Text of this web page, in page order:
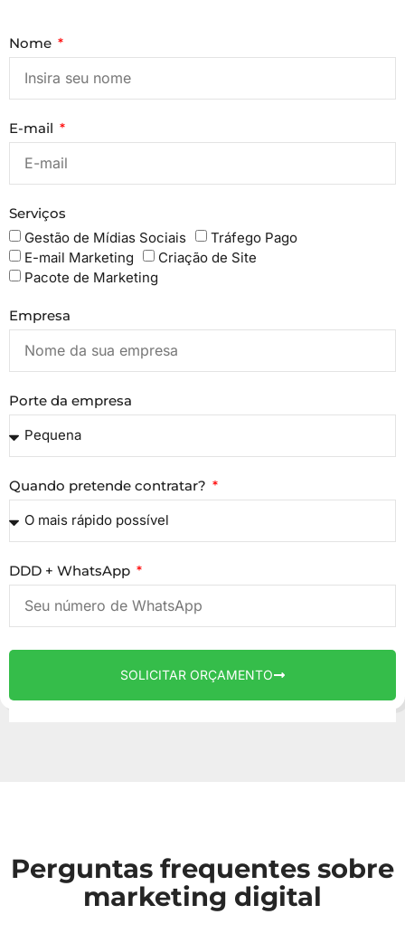
Nome
E-mail
Serviços
Gestão de Mídias Sociais
Tráfego Pago
E-mail Marketing
Criação de Site
Pacote de Marketing
Empresa
Porte da empresa
Quando pretende contratar?
DDD + WhatsApp
SOLICITAR ORÇAMENTO
Perguntas frequentes sobre
marketing digital